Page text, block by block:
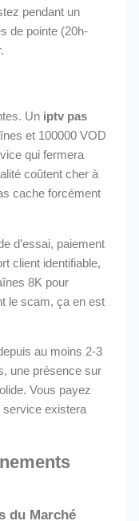
pendant un
de pointe (20h-
Un iptv pas
et 100000 VOD
qui fermera
coûtent cher à
cache forcément
d’essai, paiement
client identifiable,
8K pour
le scam, ça en est
au moins 2-3
une présence sur
Vous payez
service existera
du Marché